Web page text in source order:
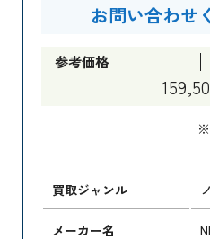
お問い合わせ
参考価格
※
買取ジャンル
メーカー名